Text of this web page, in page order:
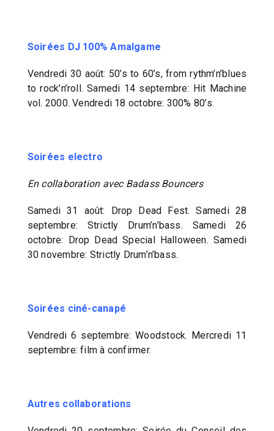
Soirées DJ 100% Amalgame
Vendredi 30 août: 50’s to 60’s, from rythm’n’blues
to rock’n’roll. Samedi 14 septembre: Hit Machine
vol. 2000. Vendredi 18 octobre: 300% 80’s.
Soirées electro
En collaboration avec Badass Bouncers
Samedi 31 août: Drop Dead Fest. Samedi 28
septembre: Strictly Drum’n’bass. Samedi 26
octobre: Drop Dead Special Halloween. Samedi
30 novembre: Strictly Drum’n’bass.
Soirées ciné-canapé
Vendredi 6 septembre: Woodstock. Mercredi 11
septembre: film à confirmer.
Autres collaborations